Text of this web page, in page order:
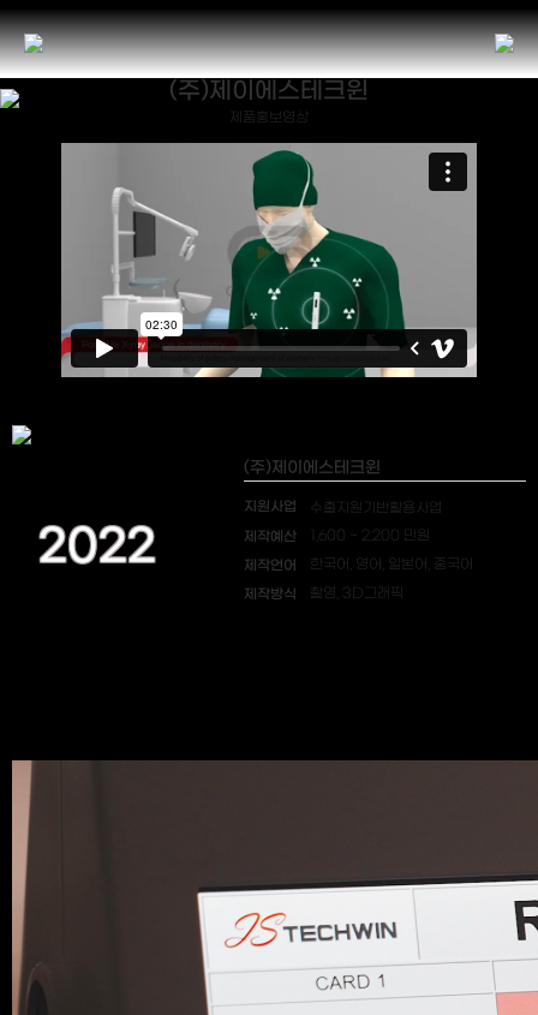
(주)제이에스테크윈
제품홍보영상
2022
(주)제이에스테크윈
지원사업 수출지원기반활용사업
제작예산 1,600 ~ 2,200 만원
제작언어 한국어, 영어, 일본어, 중국어
제작방식 촬영, 3D그래픽